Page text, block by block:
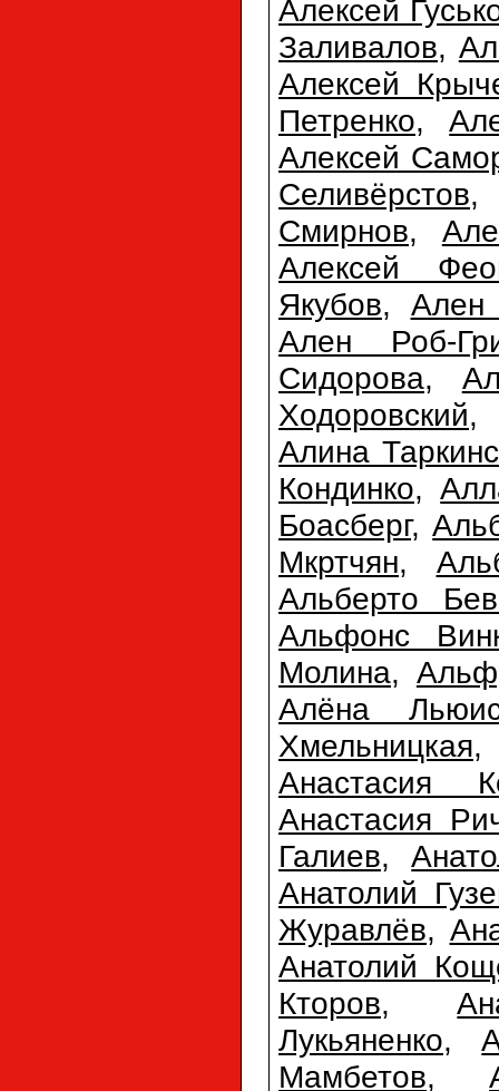
Алексей
Заливалов,
Алексей
Петренко,
Алексей
Селивёрстов
Смирнов,
Алексей
Якубов, Ален
Ален Роб-
Сидорова,
Ходоровский
Алина
Кондинко,
Боасберг,
Мкртчян,
Альберто
Альфонс
Молина,
Алёна
Хмельницкая
Анастасия
Анастасия
Галиев,
Анатолий
Журавлёв,
Анатолий
Кторов,
Лукьяненко,
Мамбетов,